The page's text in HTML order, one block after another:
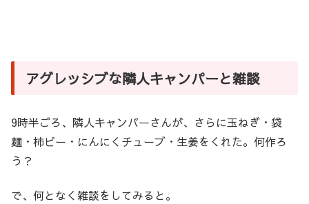
アグレッシブな隣人キャンパーと雑談
9時半ごろ、隣人キャンパーさんが、さらに玉ねぎ・袋
麺・柿ピー・にんにくチューブ・生姜をくれた。何作ろ
う？
で、何となく雑談をしてみると。